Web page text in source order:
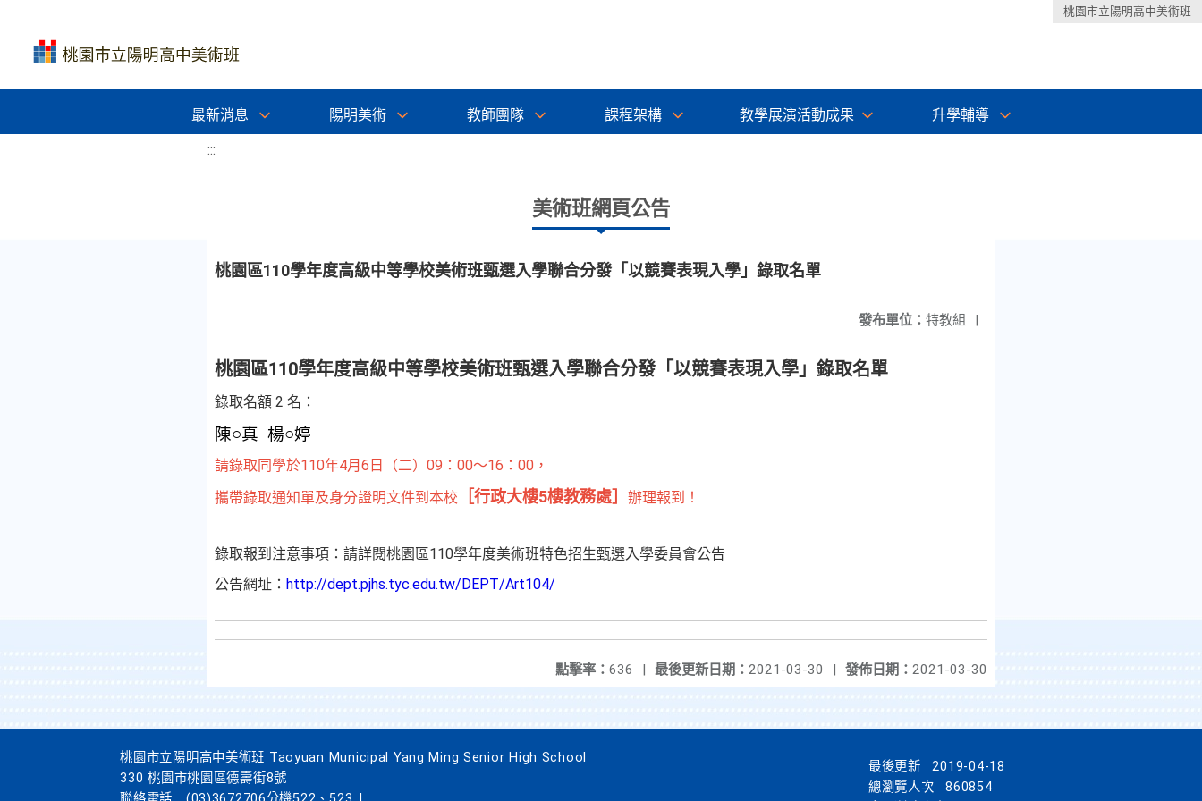
桃園市立陽明高中美術班
最新消息 陽明美術 教師團隊 課程架構 教學展演活動成果 升學輔導
:::
美術班網頁公告
桃園區110學年度高級中等學校美術班甄選入學聯合分發「以競賽表現入學」錄取名單
發布單位： 特教組 |
桃園區110學年度高級中等學校美術班甄選入學聯合分發「以競賽表現入學」錄取名單
錄取名額 2 名：
陳○真 楊○婷
請錄取同學於110年4月6日（二）09：00〜16：00，
攜帶錄取通知單及身分證明文件到本校 ［行政大樓5樓教務處］ 辦理報到！
錄取報到注意事項：請詳閱桃園區110學年度美術班特色招生甄選入學委員會公告
公告網址： http://dept.pjhs.tyc.edu.tw/DEPT/Art104/
發佈日期： 2021-03-30
最後更新日期： 2021-03-30 |
點擊率： 636 |
桃園市立陽明高中美術班 Taoyuan Municipal Yang Ming Senior High School
330 桃園市桃園區德壽街8號
最後更新
2019-04-18
總瀏覽人次
860854